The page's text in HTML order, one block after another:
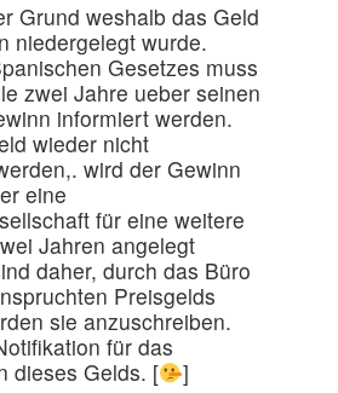
Grund weshalb das Geld
niedergelegt wurde.
Gesetzes muss
zwei Jahre ueber seinen
informiert werden.
wieder nicht
wird der Gewinn
eine
für eine weitere
Jahren angelegt
daher, durch das Büro
Preisgelds
sie anzuschreiben.
für das
dieses Gelds. [
]